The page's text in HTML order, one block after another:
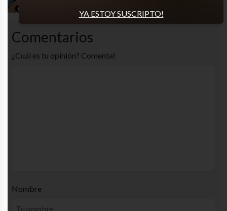
Comentarios
¿Cuál es tu opinión? Comenta!
Nombre
YA ESTOY SUSCRIPTO!